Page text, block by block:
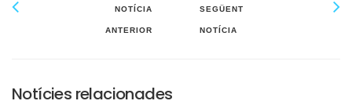
NOTÍCIA
ANTERIOR
SEGÜENT
NOTÍCIA
Notícies relacionades